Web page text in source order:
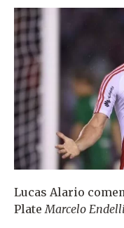
Lucas Alario
PlateMarcelo